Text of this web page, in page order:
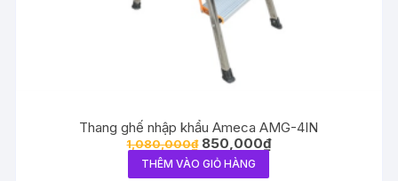
Thang ghế nhập khẩu Ameca AMG-4IN
1,080,000₫ 850,000₫
THÊM VÀO GIỎ HÀNG